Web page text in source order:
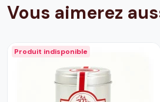
Vous aimerez
Produit indisponible